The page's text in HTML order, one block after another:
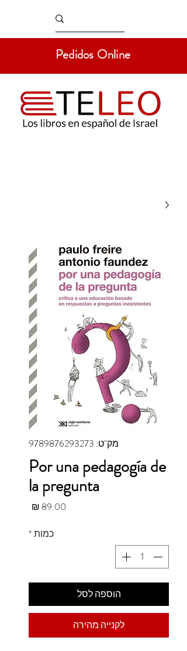
Pedidos Online
מק"ט: 9789876293273
Por una pedagogía de
la pregunta
כמות*
הוספה לסל
לקנייה מהירה